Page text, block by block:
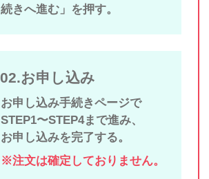
続きへ進む」を押す。
02.お申し込み
お申し込み手続きページで
STEP1〜STEP4まで進み、
お申し込みを完了する。
※注文は確定しておりません。